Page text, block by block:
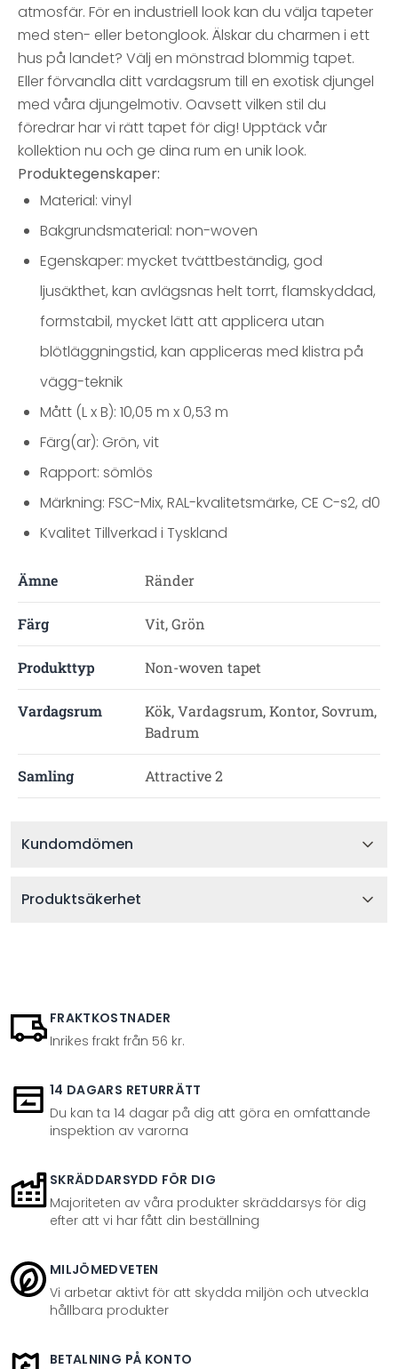
atmosfär. För en industriell look kan du välja tapeter
med sten- eller betonglook. Älskar du charmen i ett
hus på landet? Välj en mönstrad blommig tapet.
Eller förvandla ditt vardagsrum till en exotisk djungel
med våra djungelmotiv. Oavsett vilken stil du
föredrar har vi rätt tapet för dig! Upptäck vår
kollektion nu och ge dina rum en unik look.
Produktegenskaper:
Material: vinyl
Bakgrundsmaterial: non-woven
Egenskaper: mycket tvättbeständig, god
ljusäkthet, kan avlägsnas helt torrt, flamskyddad,
formstabil, mycket lätt att applicera utan
blötläggningstid, kan appliceras med klistra på
vägg-teknik
Mått (L x B): 10,05 m x 0,53 m
Färg(ar): Grön, vit
Rapport: sömlös
Märkning: FSC-Mix, RAL-kvalitetsmärke, CE C-s2, d0
Kvalitet Tillverkad i Tyskland
Ämne Ränder
Färg Vit, Grön
Produkttyp Non-woven tapet
Vardagsrum
Kök, Vardagsrum, Kontor, Sovrum,
Badrum
Samling Attractive 2
Kundomdömen
Produktsäkerhet
FRAKTKOSTNADER
Inrikes frakt från 56 kr.
14 DAGARS RETURRÄTT
Du kan ta 14 dagar på dig att göra en omfattande
inspektion av varorna
SKRÄDDARSYDD FÖR DIG
Majoriteten av våra produkter skräddarsys för dig
efter att vi har fått din beställning
MILJÖMEDVETEN
Vi arbetar aktivt för att skydda miljön och utveckla
hållbara produkter
BETALNING PÅ KONTO